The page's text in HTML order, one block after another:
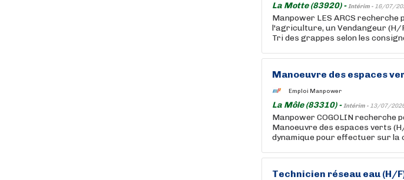
La Motte (83920) -Intérim - 16/07/
Manpower LES ARCS
l'agriculture, un Vendangeur (H/
Tri des grappes selon les
Manoeuvre des espaces
Emploi Manpower
La Môle (83310) -Intérim - 13/07/
Manpower COGOLIN recherche
Manoeuvre des espaces verts
dynamique pour effectuer sur la
Technicien réseau eau (H/